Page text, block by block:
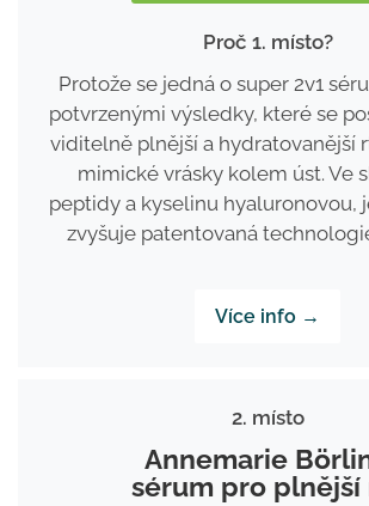
Proč 1. místo?
Protože se jedná o super 2v1
potvrzenými výsledky, které se
viditelně plnější a hydratovanější
mimické vrásky kolem úst. Ve
peptidy a kyselinu hyaluronovou,
zvyšuje patentovaná
Více info →
2. místo
Annemarie
sérum pro plnější